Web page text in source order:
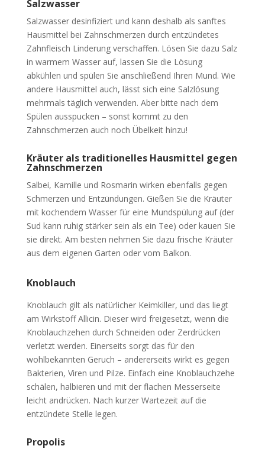
Salzwasser
Salzwasser desinfiziert und kann deshalb als sanftes
Hausmittel bei Zahnschmerzen durch entzündetes
Zahnfleisch Linderung verschaffen. Lösen Sie dazu Salz
in warmem Wasser auf, lassen Sie die Lösung
abkühlen und spülen Sie anschließend Ihren Mund. Wie
andere Hausmittel auch, lässt sich eine Salzlösung
mehrmals täglich verwenden. Aber bitte nach dem
Spülen ausspucken – sonst kommt zu den
Zahnschmerzen auch noch Übelkeit hinzu!
Kräuter als traditionelles Hausmittel gegen
Zahnschmerzen
Salbei, Kamille und Rosmarin wirken ebenfalls gegen
Schmerzen und Entzündungen. Gießen Sie die Kräuter
mit kochendem Wasser für eine Mundspülung auf (der
Sud kann ruhig stärker sein als ein Tee) oder kauen Sie
sie direkt. Am besten nehmen Sie dazu frische Kräuter
aus dem eigenen Garten oder vom Balkon.
Knoblauch
Knoblauch gilt als natürlicher Keimkiller, und das liegt
am Wirkstoff Allicin. Dieser wird freigesetzt, wenn die
Knoblauchzehen durch Schneiden oder Zerdrücken
verletzt werden. Einerseits sorgt das für den
wohlbekannten Geruch – andererseits wirkt es gegen
Bakterien, Viren und Pilze. Einfach eine Knoblauchzehe
schälen, halbieren und mit der flachen Messerseite
leicht andrücken. Nach kurzer Wartezeit auf die
entzündete Stelle legen.
Propolis